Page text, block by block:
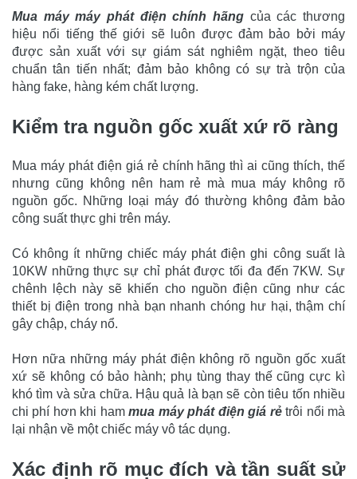
Mua máy máy phát điện chính hãng của các thương
hiệu nổi tiếng thế giới sẽ luôn được đảm bảo bởi máy
được sản xuất với sự giám sát nghiêm ngặt, theo tiêu
chuẩn tân tiến nhất; đảm bảo không có sự trà trộn của
hàng fake, hàng kém chất lượng.
Kiểm tra nguồn gốc xuất xứ rõ ràng
Mua máy phát điện giá rẻ chính hãng thì ai cũng thích, thế
nhưng cũng không nên ham rẻ mà mua máy không rõ
nguồn gốc. Những loại máy đó thường không đảm bảo
công suất thực ghi trên máy.
Có không ít những chiếc máy phát điện ghi công suất là
10KW những thực sự chỉ phát được tối đa đến 7KW. Sự
chênh lệch này sẽ khiến cho nguồn điện cũng như các
thiết bị điện trong nhà bạn nhanh chóng hư hại, thậm chí
gây chập, cháy nổ.
Hơn nữa những máy phát điện không rõ nguồn gốc xuất
xứ sẽ không có bảo hành; phụ tùng thay thế cũng cực kì
khó tìm và sửa chữa. Hậu quả là bạn sẽ còn tiêu tốn nhiều
chi phí hơn khi hammua máy phát điện giá rẻtrôi nổi mà
lại nhận về một chiếc máy vô tác dụng.
Xác định rõ mục đích và tần suất sử